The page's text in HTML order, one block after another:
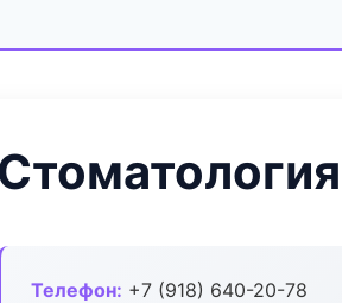
Телефон: +7 (918) 640-20-78